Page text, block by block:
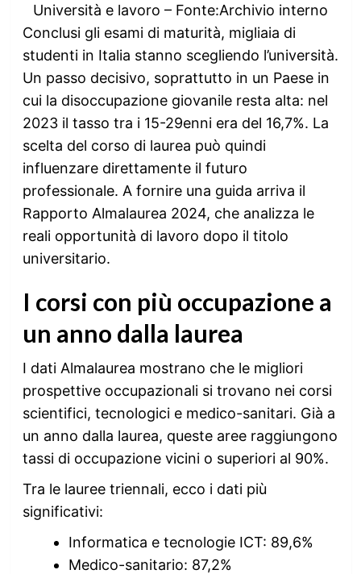
Università e lavoro – Fonte:Archivio interno
Conclusi gli esami di maturità, migliaia di
studenti in Italia stanno scegliendo l’università.
Un passo decisivo, soprattutto in un Paese in
cui la disoccupazione giovanile resta alta: nel
2023 il tasso tra i 15-29enni era del 16,7%. La
scelta del corso di laurea può quindi
influenzare direttamente il futuro
professionale. A fornire una guida arriva il
Rapporto Almalaurea 2024, che analizza le
reali opportunità di lavoro dopo il titolo
universitario.
I corsi con più occupazione a
un anno dalla laurea
I dati Almalaurea mostrano che le migliori
prospettive occupazionali si trovano nei corsi
scientifici, tecnologici e medico-sanitari. Già a
un anno dalla laurea, queste aree raggiungono
tassi di occupazione vicini o superiori al 90%.
Tra le lauree triennali, ecco i dati più
significativi:
Informatica e tecnologie ICT: 89,6%
Medico-sanitario: 87,2%